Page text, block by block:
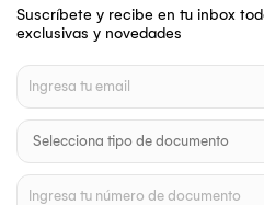
Suscríbete y recibe en tu inbox
exclusivas y novedades